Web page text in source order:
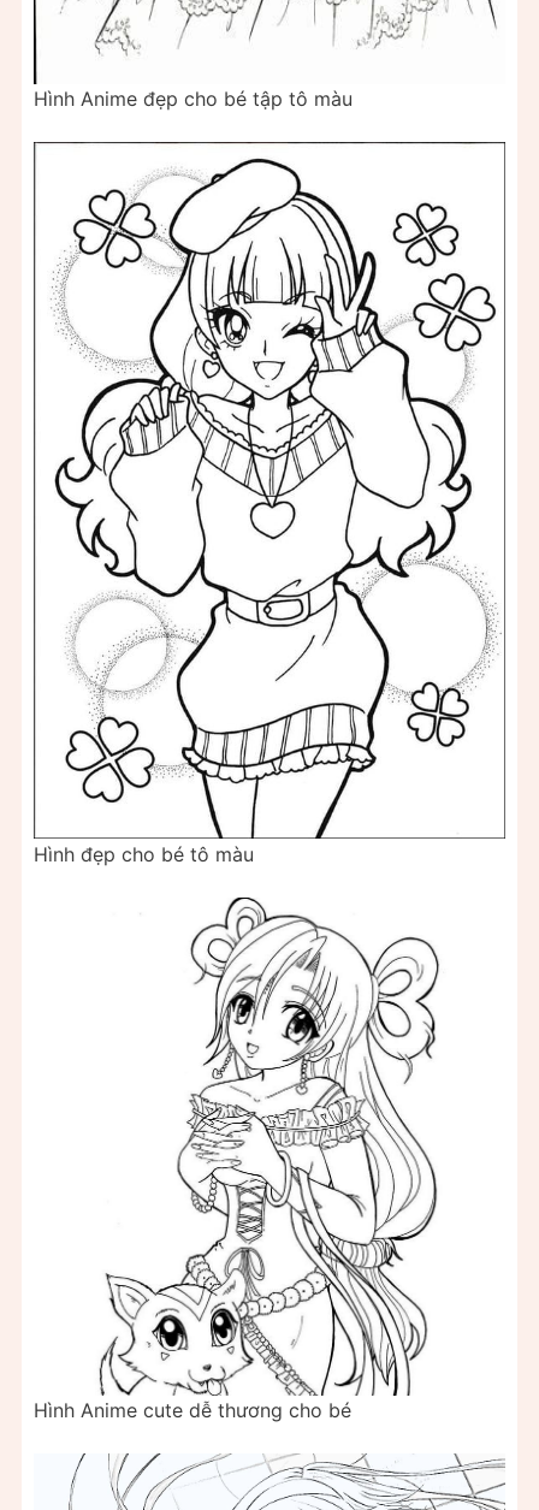
Hình Anime đẹp cho bé tập tô màu
Hình đẹp cho bé tô màu
Hình Anime cute dễ thương cho bé